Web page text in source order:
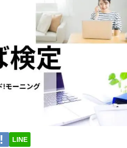
LINE